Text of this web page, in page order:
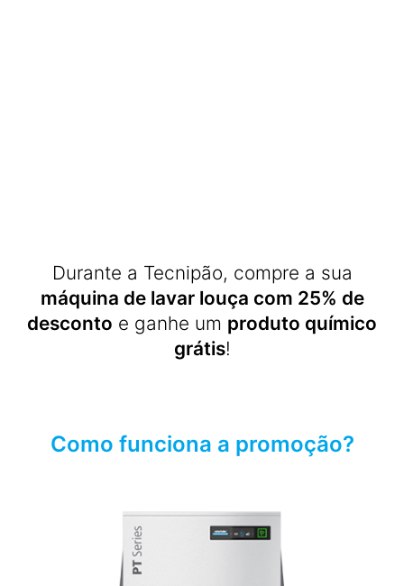
Durante a Tecnipão, compre a sua
máquina de lavar louça com 25% de
desconto e ganhe um produto químico
grátis!
Como funciona a promoção?